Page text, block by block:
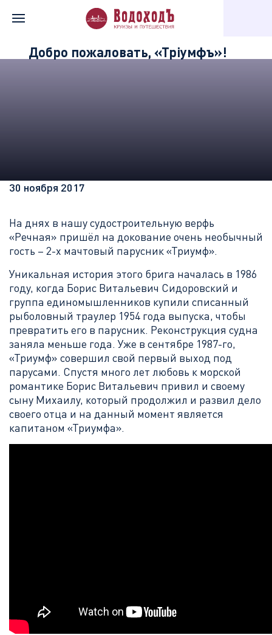
Главная Информация о компании Новости «Водохода»
Добро пожаловать, «Трiумфъ»!
30 ноября 2017
На днях в нашу судостроительную верфь
«Речная» пришёл на докование очень необычный
гость – 2-х мачтовый парусник «Триумф».
Уникальная история этого брига началась в 1986
году, когда Борис Витальевич Сидоровский и
группа единомышленников купили списанный
рыболовный траулер 1954 года выпуска, чтобы
превратить его в парусник. Реконструкция судна
заняла меньше года. Уже в сентябре 1987-го,
«Триумф» совершил свой первый выход под
парусами. Спустя много лет любовь к морской
романтике Борис Витальевич привил и своему
сыну Михаилу, который продолжил и развил дело
своего отца и на данный момент является
капитаном «Триумфа».